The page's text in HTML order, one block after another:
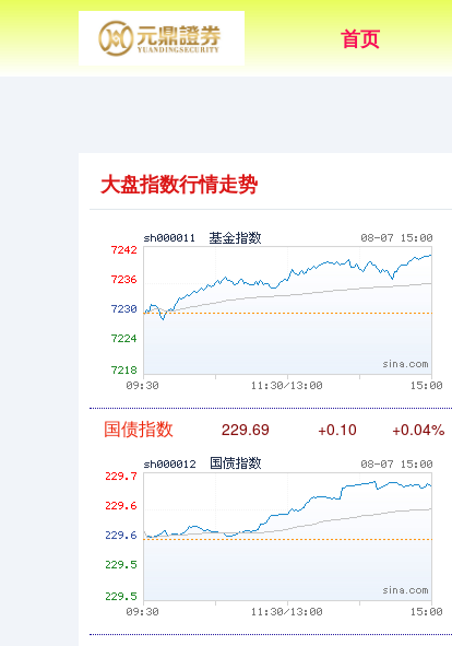
首页
大盘指数行情走势
创业板指 3563.12 +47.56 +1.35%
基金指数 7242.10 +12.30 +0.17%
国债指数 229.69 +0.10 +0.04%